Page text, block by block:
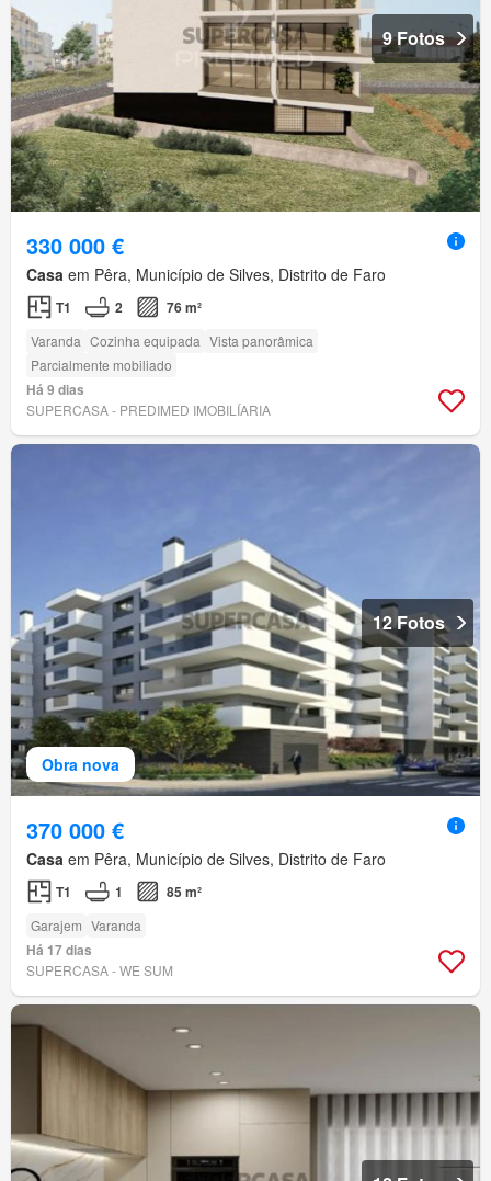
9 Fotos
330 000 €
Casa em Pêra, Município de Silves, Distrito de Faro
T1 2 76 m²
Varanda Cozinha equipada Vista panorâmica
Parcialmente mobiliado
Há 9 dias
SUPERCASA - PREDIMED IMOBILÍARIA
Obra nova
12 Fotos
370 000 €
Casa em Pêra, Município de Silves, Distrito de Faro
T1 1 85 m²
Garajem Varanda
Há 17 dias
SUPERCASA - WE SUM